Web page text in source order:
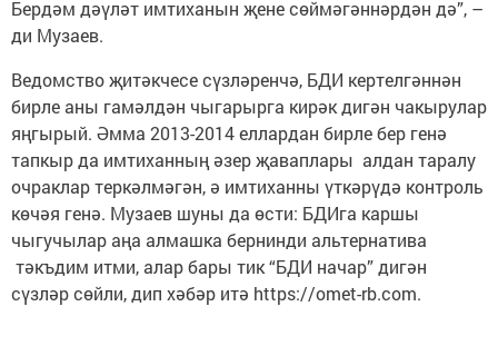
Бердәм дәүләт имтиханын җене сөймәгәннәрдән дә”, –
ди Музаев.
Ведомство җитәкчесе сүзләренчә, БДИ кертелгәннән
бирле аны гамәлдән чыгарырга кирәк дигән чакырулар
яңгырый. Әмма 2013-2014 еллардан бирле бер генә
тапкыр да имтиханның әзер җаваплары алдан таралу
очраклар теркәлмәгән, ә имтиханны үткәрүдә контроль
көчәя генә. Музаев шуны да өсти: БДИга каршы
чыгучылар аңа алмашка бернинди альтернатива
тәкъдим итми, алар бары тик “БДИ начар” дигән
сүзләр сөйли, дип хәбәр итә https://omet-rb.com.